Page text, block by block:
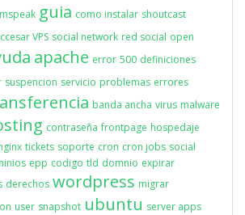
guia como instalar shoutcast
VPS social network red social open
apache error 500 definiciones
suspencion servicio problemas errores
banda ancha virus malware
contraseña frontpage hospedaje
tickets soporte cron cron jobs social
epp codigo tld domnio expirar
derechos wordpress migrar
user snapshot ubuntu server apps